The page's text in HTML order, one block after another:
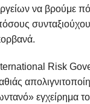
να βρούμε
Risk
εγχείρημα